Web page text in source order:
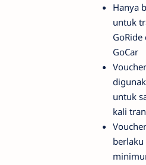
Hanya
untuk
GoRide
GoCar
untuk
kali
Voucher
berlaku